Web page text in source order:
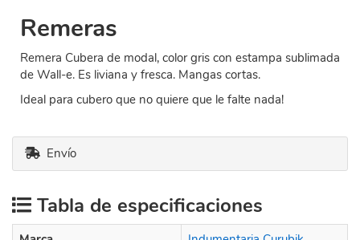
Remeras
Remera Cubera de modal, color gris con estampa sublimada
de Wall-e. Es liviana y fresca. Mangas cortas.
Ideal para cubero que no quiere que le falte nada!
Envío
Tabla de especificaciones